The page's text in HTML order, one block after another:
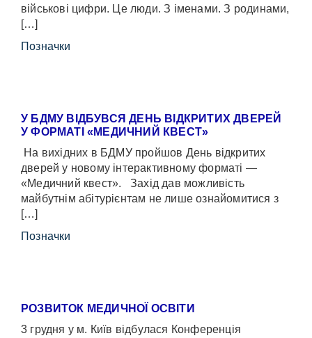
військові цифри. Це люди. З іменами. З родинами,
[…]
Позначки
У БДМУ ВІДБУВСЯ ДЕНЬ ВІДКРИТИХ ДВЕРЕЙ
У ФОРМАТІ «МЕДИЧНИЙ КВЕСТ»
На вихідних в БДМУ пройшов День відкритих
дверей у новому інтерактивному форматі —
«Медичний квест». Захід дав можливість
майбутнім абітурієнтам не лише ознайомитися з
[…]
Позначки
РОЗВИТОК МЕДИЧНОЇ ОСВІТИ
3 грудня у м. Київ відбулася Конференція